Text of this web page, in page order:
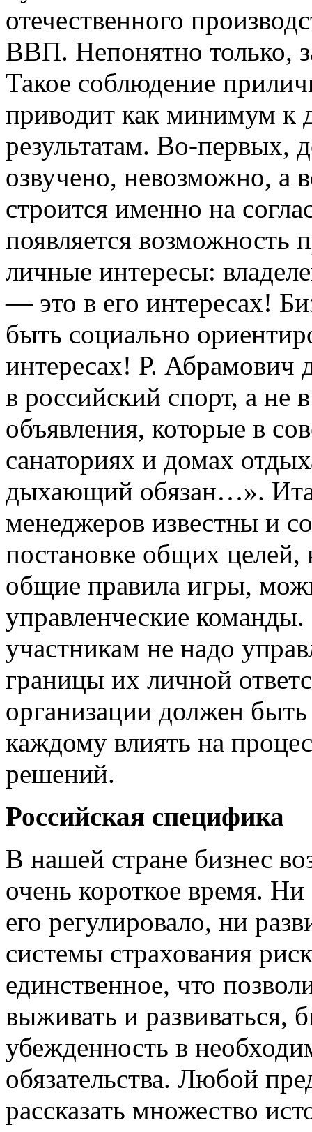
отечественного
ВВП. Непонятно только,
Такое соблюдение
приводит как минимум к
результатам. Во-первых,
озвучено, невозможно, а
строится именно на
появляется возможность
личные интересы:
— это в его интересах!
быть социально
интересах! Р. Абрамович
в российский спорт, а не
объявления, которые в
санаториях и домах
дыхающий обязан…».
менеджеров известны и
постановке общих целей,
общие правила игры,
управленческие
участникам не надо
границы их личной
организации должен
каждому влиять на
решений.
Российская специфика
В нашей стране бизнес
очень короткое время. Ни
его регулировало, ни
системы страхования
единственное, что
выживать и развиваться,
убежденность в
обязательства. Любой
рассказать множество